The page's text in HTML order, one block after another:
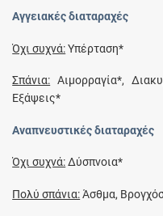
Αγγειακές διαταραχές
Όχι συχνά:Υπέρταση*
Σπάνια: Αιμορραγία*,
Εξάψεις*
Αναπνευστικές διαταραχές
Όχι συχνά:Δύσπνοια*
Πολύ σπάνια:Άσθμα,